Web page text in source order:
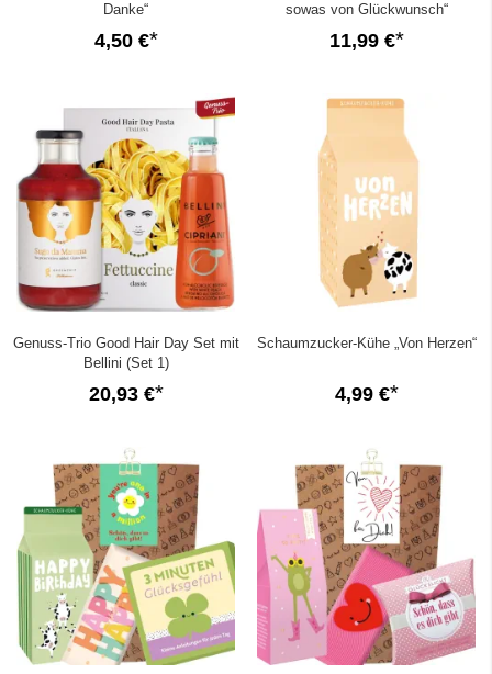
Danke“
4,50 €
sowas von Glückwunsch“
11,99 €
Genuss-Trio Good Hair Day Set mit
Bellini (Set 1)
20,93 €
Schaumzucker-Kühe „Von Herzen“
4,99 €